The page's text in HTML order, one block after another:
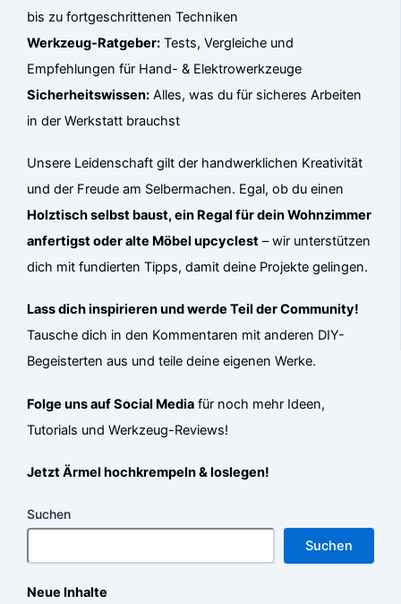
bis zu fortgeschrittenen Techniken
Werkzeug-Ratgeber: Tests, Vergleiche und
Empfehlungen für Hand- & Elektrowerkzeuge
Sicherheitswissen: Alles, was du für sicheres Arbeiten
in der Werkstatt brauchst
Unsere Leidenschaft gilt der handwerklichen Kreativität
und der Freude am Selbermachen. Egal, ob du einen
Holztisch selbst baust, ein Regal für dein Wohnzimmer
anfertigst oder alte Möbel upcyclest – wir unterstützen
dich mit fundierten Tipps, damit deine Projekte gelingen.
Lass dich inspirieren und werde Teil der Community!
Tausche dich in den Kommentaren mit anderen DIY-
Begeisterten aus und teile deine eigenen Werke.
Folge uns auf Social Media für noch mehr Ideen,
Tutorials und Werkzeug-Reviews!
Jetzt Ärmel hochkrempeln & loslegen!
Suchen
Suchen
Neue Inhalte